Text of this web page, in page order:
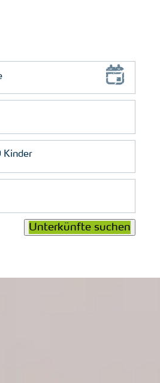
Unterkünfte suchen